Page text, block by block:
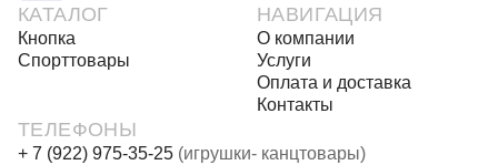
КАТАЛОГ
Кнопка
Спорттовары
НАВИГАЦИЯ
О компании
Услуги
Оплата и доставка
Контакты
ТЕЛЕФОНЫ
+ 7 (922) 975-35-25 (игрушки- канцтовары)